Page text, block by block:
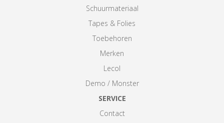
Schuurmateriaal
Tapes & Folies
Toebehoren
Merken
Lecol
Demo / Monster
SERVICE
Contact